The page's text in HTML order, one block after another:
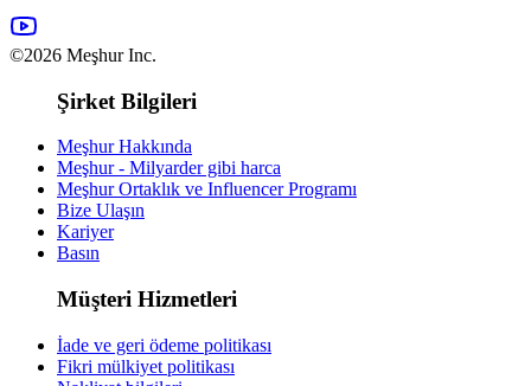
©2026 Meşhur Inc.
Şirket Bilgileri
Meşhur Hakkında
Meşhur - Milyarder gibi harca
Meşhur Ortaklık ve Influencer Programı
Bize Ulaşın
Kariyer
Basın
Müşteri Hizmetleri
İade ve geri ödeme politikası
Fikri mülkiyet politikası